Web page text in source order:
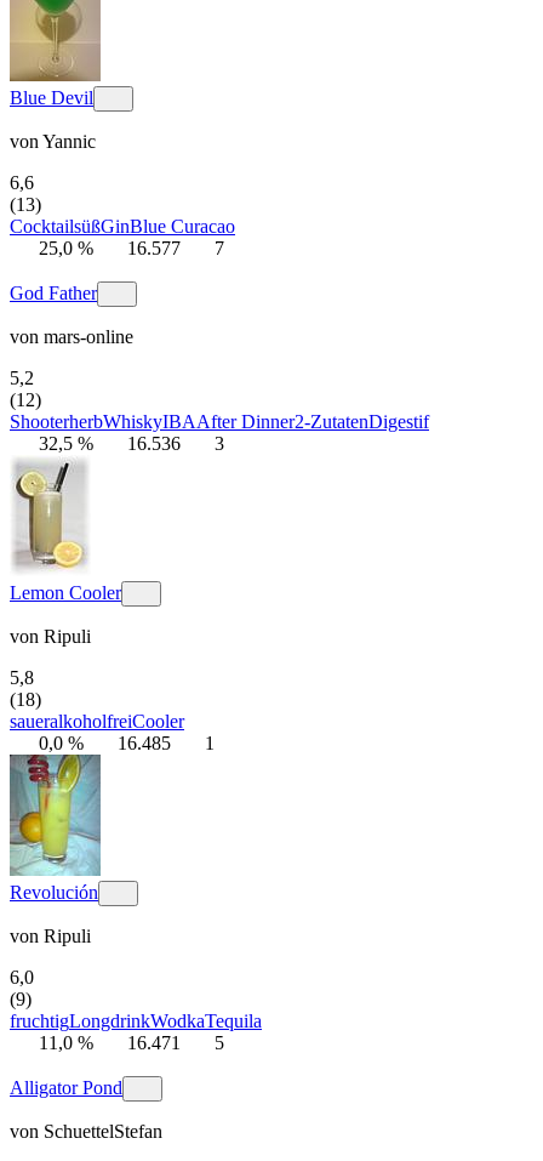
Blue Devil
von Yannic
6,6
(13)
CocktailsüßGinBlue Curacao
25,0 %
16.577 7
God Father
von mars-online
5,2
(12)
ShooterherbWhiskyIBAAfter Dinner2-ZutatenDigestif
32,5 %
16.536 3
Lemon Cooler
von Ripuli
5,8
(18)
saueralkoholfreiCooler
0,0 %
16.485 1
Revolución
von Ripuli
6,0
(9)
fruchtigLongdrinkWodkaTequila
11,0 %
16.471 5
Alligator Pond
von SchuettelStefan